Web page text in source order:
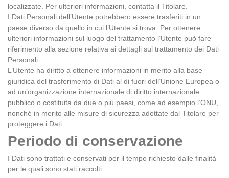
localizzate. Per ulteriori informazioni, contatta il Titolare.
I Dati Personali dell’Utente potrebbero essere trasferiti in un
paese diverso da quello in cui l’Utente si trova. Per ottenere
ulteriori informazioni sul luogo del trattamento l’Utente può fare
riferimento alla sezione relativa ai dettagli sul trattamento dei Dati
Personali.
L’Utente ha diritto a ottenere informazioni in merito alla base
giuridica del trasferimento di Dati al di fuori dell’Unione Europea o
ad un’organizzazione internazionale di diritto internazionale
pubblico o costituita da due o più paesi, come ad esempio l’ONU,
nonché in merito alle misure di sicurezza adottate dal Titolare per
proteggere i Dati.
Periodo di conservazione
I Dati sono trattati e conservati per il tempo richiesto dalle finalità
per le quali sono stati raccolti.